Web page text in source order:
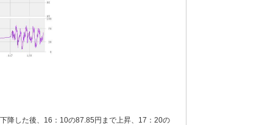
降した後、16：10の87.85円まで上昇、17：20の